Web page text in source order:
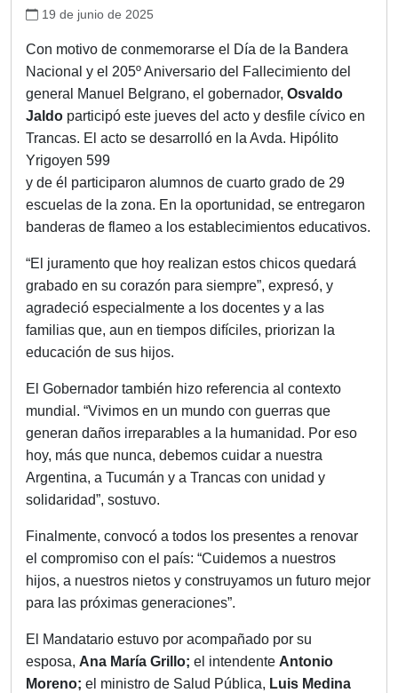
19 de junio de 2025
Con motivo de conmemorarse el Día de la Bandera
Nacional y el 205º Aniversario del Fallecimiento del
general Manuel Belgrano, el gobernador, Osvaldo
Jaldo participó este jueves del acto y desfile cívico en
Trancas. El acto se desarrolló en la Avda. Hipólito
Yrigoyen 599
y de él participaron alumnos de cuarto grado de 29
escuelas de la zona. En la oportunidad, se entregaron
banderas de flameo a los establecimientos educativos.
“El juramento que hoy realizan estos chicos quedará
grabado en su corazón para siempre”, expresó, y
agradeció especialmente a los docentes y a las
familias que, aun en tiempos difíciles, priorizan la
educación de sus hijos.
El Gobernador también hizo referencia al contexto
mundial. “Vivimos en un mundo con guerras que
generan daños irreparables a la humanidad. Por eso
hoy, más que nunca, debemos cuidar a nuestra
Argentina, a Tucumán y a Trancas con unidad y
solidaridad”, sostuvo.
Finalmente, convocó a todos los presentes a renovar
el compromiso con el país: “Cuidemos a nuestros
hijos, a nuestros nietos y construyamos un futuro mejor
para las próximas generaciones”.
El Mandatario estuvo por acompañado por su
esposa, Ana María Grillo; el intendente Antonio
Moreno; el ministro de Salud Pública, Luis Medina